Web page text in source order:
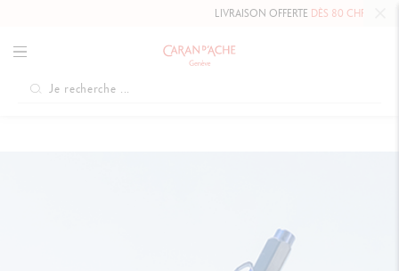
DÈS 80 CHF.